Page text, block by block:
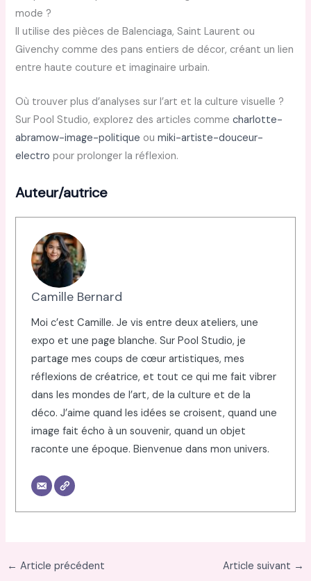
mode ?
Il utilise des pièces de Balenciaga, Saint Laurent ou
Givenchy comme des pans entiers de décor, créant un lien
entre haute couture et imaginaire urbain.
Où trouver plus d’analyses sur l’art et la culture visuelle ?
Sur Pool Studio, explorez des articles commecharlotte-
abramow-image-politique oumiki-artiste-douceur-
electro pour prolonger la réflexion.
Auteur/autrice
Camille Bernard
Moi c’est Camille. Je vis entre deux ateliers, une
expo et une page blanche. Sur Pool Studio, je
partage mes coups de cœur artistiques, mes
réflexions de créatrice, et tout ce qui me fait vibrer
dans les mondes de l’art, de la culture et de la
déco. J’aime quand les idées se croisent, quand une
image fait écho à un souvenir, quand un objet
raconte une époque. Bienvenue dans mon univers.
← Article précédent Article suivant →